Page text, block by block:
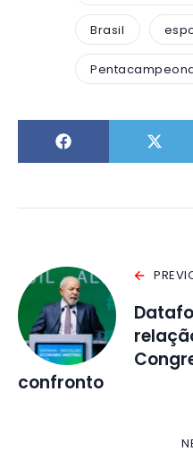
Brasil
confronto